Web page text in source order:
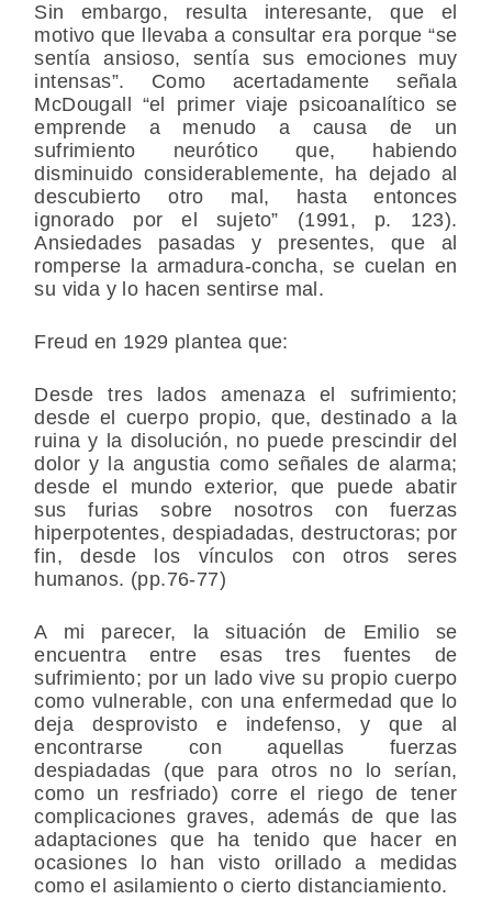
Sin embargo, resulta interesante, que el
motivo que llevaba a consultar era porque “se
sentía ansioso, sentía sus emociones muy
intensas”. Como acertadamente señala
McDougall “el primer viaje psicoanalítico se
emprende a menudo a causa de un
sufrimiento neurótico que, habiendo
disminuido considerablemente, ha dejado al
descubierto otro mal, hasta entonces
ignorado por el sujeto” (1991, p. 123).
Ansiedades pasadas y presentes, que al
romperse la armadura-concha, se cuelan en
su vida y lo hacen sentirse mal.
Freud en 1929 plantea que:
Desde tres lados amenaza el sufrimiento;
desde el cuerpo propio, que, destinado a la
ruina y la disolución, no puede prescindir del
dolor y la angustia como señales de alarma;
desde el mundo exterior, que puede abatir
sus furias sobre nosotros con fuerzas
hiperpotentes, despiadadas, destructoras; por
fin, desde los vínculos con otros seres
humanos. (pp.76-77)
A mi parecer, la situación de Emilio se
encuentra entre esas tres fuentes de
sufrimiento; por un lado vive su propio cuerpo
como vulnerable, con una enfermedad que lo
deja desprovisto e indefenso, y que al
encontrarse con aquellas fuerzas
despiadadas (que para otros no lo serían,
como un resfriado) corre el riego de tener
complicaciones graves, además de que las
adaptaciones que ha tenido que hacer en
ocasiones lo han visto orillado a medidas
como el asilamiento o cierto distanciamiento.